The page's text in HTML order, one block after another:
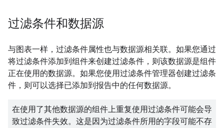
过滤条件和数据源
与图表一样，过滤条件属性也与数据源相关联。如果您通过
将过滤条件添加到组件来创建过滤条件，则该数据源是组件
正在使用的数据源。如果您使用过滤条件管理器创建过滤条
件，则可以选择已添加到报告中的任何数据源。
在使用了其他数据源的组件上重复使用过滤条件可能会导
致过滤条件失效。这是因为过滤条件所用的字段可能不存